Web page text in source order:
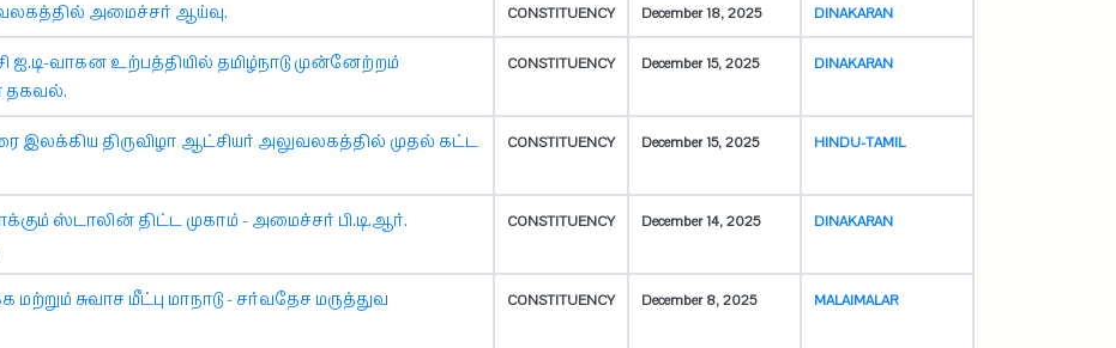
அமைச்சர் ஆய்வு. CONSTITUENCY December 18, 2025 DINAKARAN
ஐ.டி-வாகன உற்பத்தியில் தமிழ்நாடு முன்னேற்றம்
தகவல்.
CONSTITUENCY December 15, 2025 DINAKARAN
இலக்கிய திருவிழா ஆட்சியர் அலுவலகத்தில் முதல் கட்ட
CONSTITUENCY December 15, 2025 HINDU-TAMIL
ஸ்டாலின் திட்ட முகாம் - அமைச்சர் பி.டி.ஆர்.
CONSTITUENCY December 14, 2025 DINAKARAN
சுவாச மீட்பு மாநாடு - சர்வதேச மருத்துவ
CONSTITUENCY December 8, 2025 MALAIMALAR